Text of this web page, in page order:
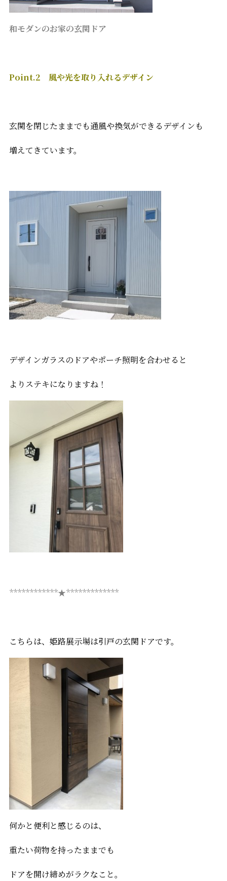
和モダンのお家の玄関ドア
Point.2 風や光を取り入れるデザイン
玄関を閉じたままでも通風や換気ができるデザインも
増えてきています。
デザインガラスのドアやポーチ照明を合わせると
よりステキになりますね！
************★*************
こちらは、姫路展示場は引戸の玄関ドアです。
何かと便利と感じるのは、
重たい荷物を持ったままでも
ドアを開け締めがラクなこと。